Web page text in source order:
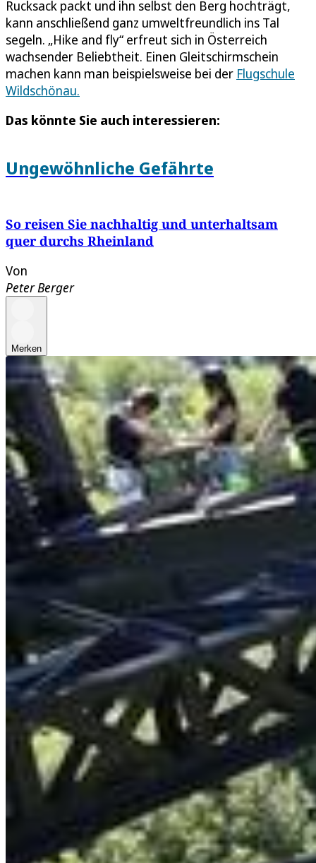
Rucksack packt und ihn selbst den Berg hochträgt,
kann anschließend ganz umweltfreundlich ins Tal
segeln. „Hike and fly“ erfreut sich in Österreich
wachsender Beliebtheit. Einen Gleitschirmschein
machen kann man beispielsweise bei der Flugschule
Wildschönau.
Das könnte Sie auch interessieren:
Ungewöhnliche Gefährte
So reisen Sie nachhaltig und unterhaltsam
quer durchs Rheinland
Von
Peter Berger
Merken